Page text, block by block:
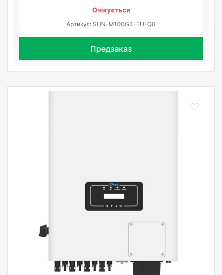
Очікується
Артикул: SUN-M100G4-EU-Q0
Предзаказ